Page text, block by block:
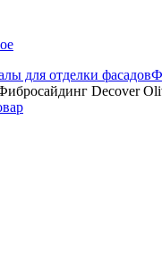
для отделки фасадов
Decover